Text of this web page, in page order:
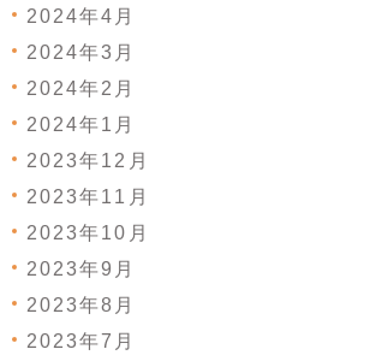
2024年4月
2024年3月
2024年2月
2024年1月
2023年12月
2023年11月
2023年10月
2023年9月
2023年8月
2023年7月